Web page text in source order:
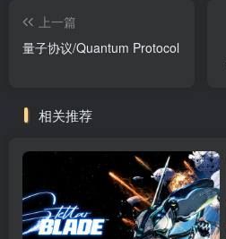
上一篇
量子协议/Quantum Protocol
相关推荐